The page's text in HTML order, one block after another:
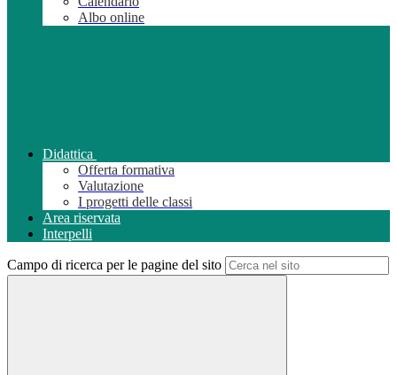
Albo online
Didattica
Offerta formativa
Valutazione
I progetti delle classi
Area riservata
Interpelli
Campo di ricerca per le pagine del sito